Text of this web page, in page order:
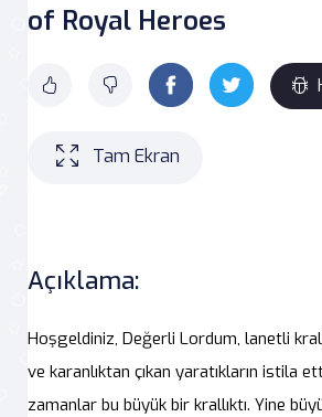
of Royal Heroes
Tam Ekran
Açıklama:
Hoşgeldiniz, Değerli Lordum, lanetli
ve karanlıktan çıkan yaratıkların istila
zamanlar bu büyük bir krallıktı. Yine